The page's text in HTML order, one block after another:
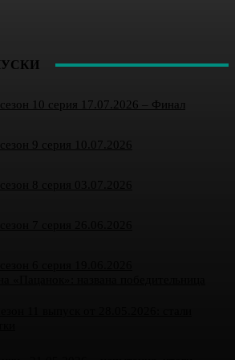
10 серия 17.07.2026 – Финал
9 серия 10.07.2026